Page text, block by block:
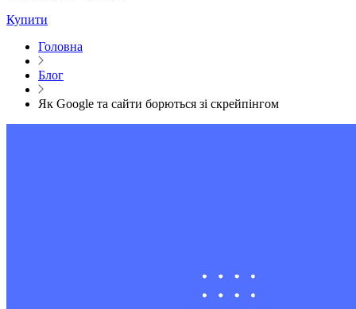
Купити
Головна
Блог
Як Google та сайти борються зі скрейпінгом